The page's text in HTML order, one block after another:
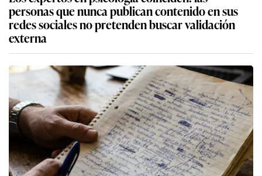
personas que nunca publican contenido en sus
redes sociales no pretenden buscar validación
externa